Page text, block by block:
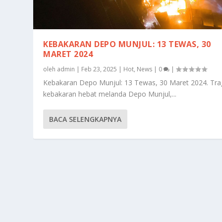
KEBAKARAN DEPO MUNJUL: 13 TEWAS, 30
MARET 2024
oleh admin | Feb 23, 2025 | Hot, News | 0 |
Kebakaran Depo Munjul: 13 Tewas, 30 Maret 2024.
kebakaran hebat melanda Depo Munjul,...
BACA SELENGKAPNYA